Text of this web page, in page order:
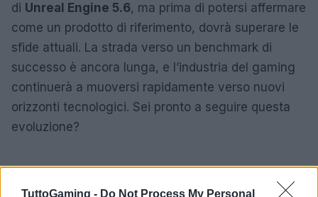
TuttoGaming - Do Not Process My Personal
di Unreal Engine 5.6, ma prima di potersi affermare
come un prodotto di riferimento, dovrà superare le
sfide attuali. La strada verso un benchmark di
successo è ancora lunga, e l’industria del gaming
continuerà a muoversi rapidamente verso nuovi
orizzonti tecnologici. Sei pronto a seguire questa
evoluzione?